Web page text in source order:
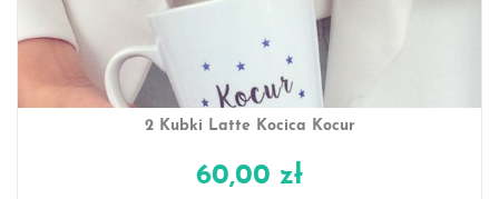
2 Kubki Latte Kocica Kocur
60,00 zł